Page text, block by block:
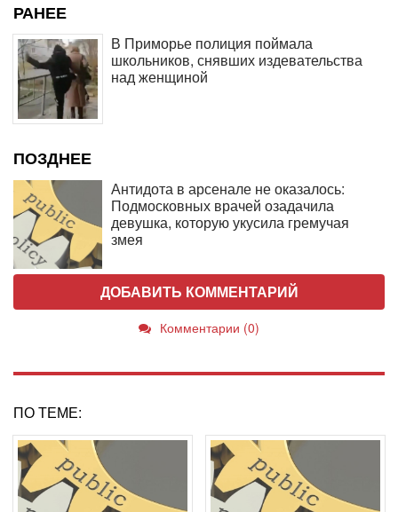
РАНЕЕ
В Приморье полиция поймала
школьников, снявших издевательства
над женщиной
ПОЗДНЕЕ
Антидота в арсенале не оказалось:
Подмосковных врачей озадачила
девушка, которую укусила гремучая
змея
ДОБАВИТЬ КОММЕНТАРИЙ
Комментарии (0)
ПО ТЕМЕ: